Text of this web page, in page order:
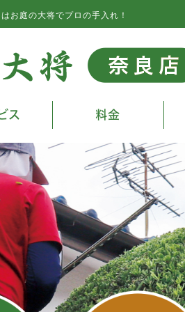
お庭の大将でプロの手入れ！
ス 料金